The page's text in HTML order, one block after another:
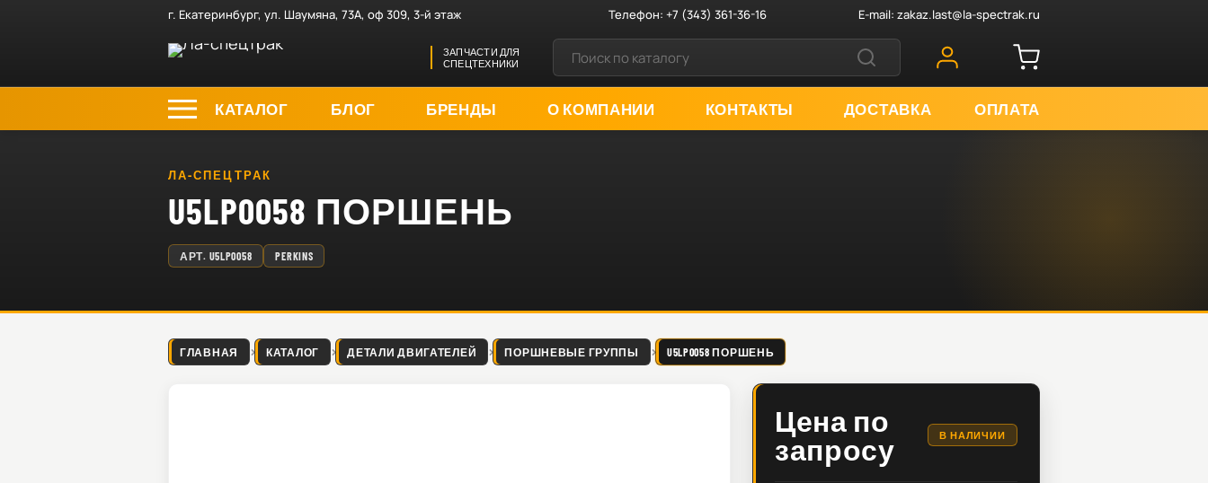
г. Екатеринбург, ул. Шаумяна, 73А, оф 309, 3-й этаж Телефон:+7 (343) 361-36-16 E-mail: zakaz.last@la-spectrak.ru
ЗАПЧАСТИ ДЛЯ
СПЕЦТЕХНИКИ
КАТАЛОГ БЛОГ БРЕНДЫ О КОМПАНИИ КОНТАКТЫ ДОСТАВКА ОПЛАТА
ЛА-СПЕЦТРАК
U5LP0058 ПОРШЕНЬ
АРТ. U5LP0058 PERKINS
ГЛАВНАЯ КАТАЛОГ ДЕТАЛИ ДВИГАТЕЛЕЙ ПОРШНЕВЫЕ ГРУППЫ U5LP0058 ПОРШЕНЬ
Цена по
запросу
В НАЛИЧИИ